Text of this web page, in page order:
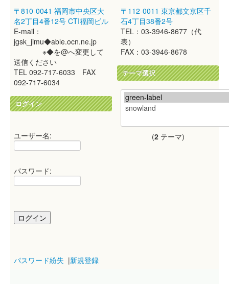
〒810-0041 福岡市中央区大
名2丁目4番12号 CTI福岡ビル
E-mail：
jgsk_jimu◆able.ocn.ne.jp
※◆を@へ変更して
送信ください
TEL 092-717-6033 FAX
092-717-6034
ログイン
ユーザー名:
パスワード:
パスワード紛失 |新規登録
〒112-0011 東京都文京区千
石4丁目38番2号
TEL：03-3946-8677（代
表）
FAX：03-3946-8678
テーマ選択
(2テーマ)